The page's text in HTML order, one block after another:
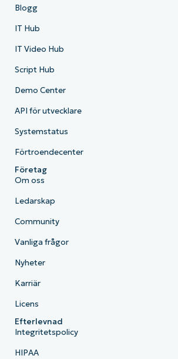
Blogg
IT Hub
IT Video Hub
Script Hub
Demo Center
API för utvecklare
Systemstatus
Förtroendecenter
Företag
Om oss
Ledarskap
Community
Vanliga frågor
Nyheter
Karriär
Licens
Efterlevnad
Integritetspolicy
HIPAA